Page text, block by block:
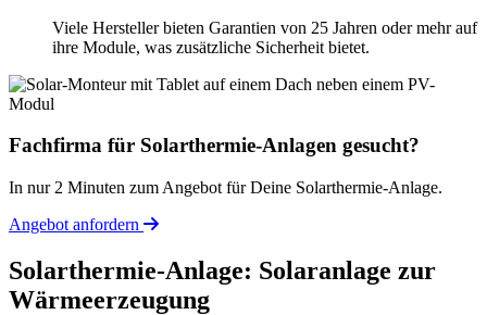
Viele Hersteller bieten Garantien von 25 Jahren oder mehr auf
ihre Module, was zusätzliche Sicherheit bietet.
Fachfirma für Solarthermie-Anlagen gesucht?
In nur 2 Minuten zum Angebot für Deine Solarthermie-Anlage.
Angebot anfordern
Solarthermie-Anlage: Solaranlage zur
Wärmeerzeugung